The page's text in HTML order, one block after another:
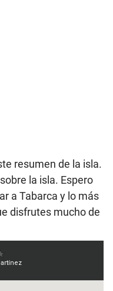
resumen de la isla.
la isla. Espero
a Tabarca y lo más
disfrutes mucho de